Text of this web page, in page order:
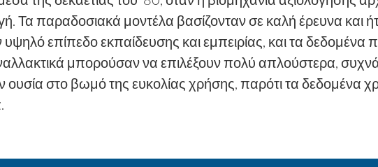
Τα παραδοσιακά μοντέλα βασίζονταν σε καλή έρευνα και
επίπεδο εκπαίδευσης και εμπειρίας, και τα
μπορούσαν να επιλέξουν πολύ απλούστερα,
ουσία στο βωμό της ευκολίας χρήσης, παρότι τα δεδομένα